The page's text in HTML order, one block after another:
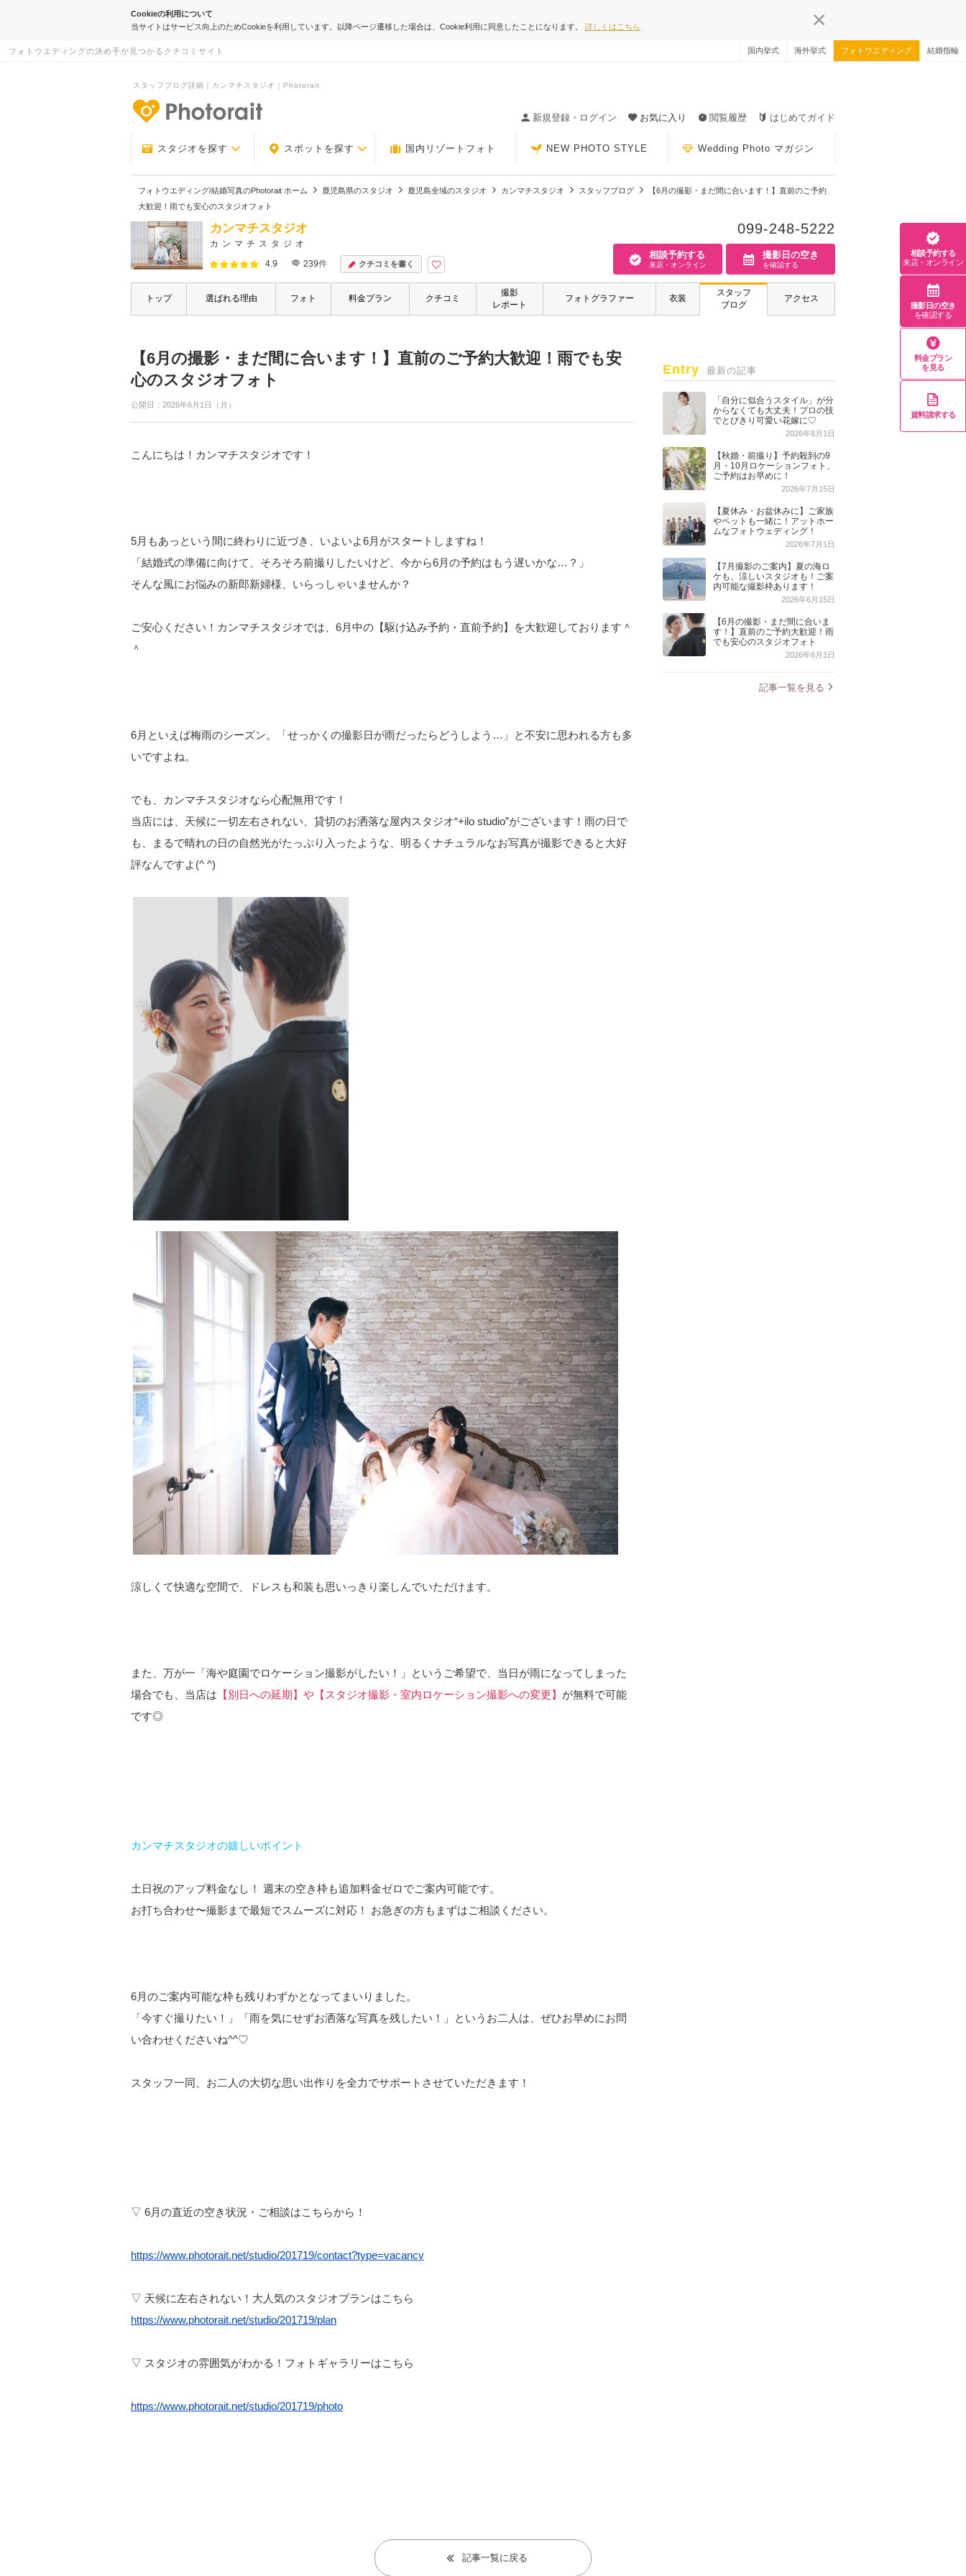
Cookieの利用について
当サイトはサービス向上のためCookieを利用しています。以降ページ遷移した場合は、Cookie利用に同意したことになります。 詳しくはこちら
フォトウエディングの決め手が見つかるクチコミサイト 国内挙式 海外挙式 フォトウエディング 結婚指輪
スタッフブログ詳細｜カンマチスタジオ｜Photorait
新規登録・ログイン
お気に入り 閲覧履歴 はじめてガイド
スタジオを探す スポットを探す 国内リゾートフォト NEW PHOTO STYLE Wedding Photo マガジン
フォトウエディング/結婚写真のPhotorait ホーム 鹿児島県のスタジオ 鹿児島全域のスタジオ カンマチスタジオ スタッフブログ
【6月の撮影・まだ間に合います！】直前のご予約
大歓迎！雨でも安心のスタジオフォト
カンマチスタジオ
カンマチスタジオ
4.9
239件 クチコミを書く
099-248-5222
相談予約する
来店・オンライン
撮影日の空き
を確認する
トップ 選ばれる理由 フォト 料金プラン クチコミ
撮影
レポート
フォトグラファー 衣装
スタッフ
ブログ
アクセス
【6月の撮影・まだ間に合います！】直前のご予約大歓迎！雨でも安
心のスタジオフォト
公開日：2026年6月1日（月）
こんにちは！カンマチスタジオです！
5月もあっという間に終わりに近づき、いよいよ6月がスタートしますね！
「結婚式の準備に向けて、そろそろ前撮りしたいけど、今から6月の予約はもう遅いかな…？」
そんな風にお悩みの新郎新婦様、いらっしゃいませんか？
ご安心ください！カンマチスタジオでは、6月中の【駆け込み予約・直前予約】を大歓迎しております＾
＾
6月といえば梅雨のシーズン。「せっかくの撮影日が雨だったらどうしよう…」と不安に思われる方も多
いですよね。
でも、カンマチスタジオなら心配無用です！
当店には、天候に一切左右されない、貸切のお洒落な屋内スタジオ“+ilo studio”がございます！雨の日で
も、まるで晴れの日の自然光がたっぷり入ったような、明るくナチュラルなお写真が撮影できると大好
評なんですよ(^ ^)
涼しくて快適な空間で、ドレスも和装も思いっきり楽しんでいただけます。
また、万が一「海や庭園でロケーション撮影がしたい！」というご希望で、当日が雨になってしまった
場合でも、当店は 【別日への延期】や【スタジオ撮影・室内ロケーション撮影への変更】 が無料で可能
です◎
カンマチスタジオの嬉しいポイント
土日祝のアップ料金なし！ 週末の空き枠も追加料金ゼロでご案内可能です。
お打ち合わせ〜撮影まで最短でスムーズに対応！ お急ぎの方もまずはご相談ください。
6月のご案内可能な枠も残りわずかとなってまいりました。
「今すぐ撮りたい！」「雨を気にせずお洒落な写真を残したい！」というお二人は、ぜひお早めにお問
い合わせくださいね^^♡
スタッフ一同、お二人の大切な思い出作りを全力でサポートさせていただきます！
▽ 6月の直近の空き状況・ご相談はこちらから！
https://www.photorait.net/studio/201719/contact?type=vacancy
▽ 天候に左右されない！大人気のスタジオプランはこちら
https://www.photorait.net/studio/201719/plan
▽ スタジオの雰囲気がわかる！フォトギャラリーはこちら
https://www.photorait.net/studio/201719/photo
Entry 最新の記事
「自分に似合うスタイル」が分
からなくても大丈夫！プロの技
でとびきり可愛い花嫁に♡
2026年8月1日
【秋婚・前撮り】予約殺到の9
月・10月ロケーションフォト、
ご予約はお早めに！
2026年7月15日
【夏休み・お盆休みに】ご家族
やペットも一緒に！アットホー
ムなフォトウェディング！
2026年7月1日
【7月撮影のご案内】夏の海ロ
ケも、涼しいスタジオも！ご案
内可能な撮影枠あります！
2026年6月15日
【6月の撮影・まだ間に合いま
す！】直前のご予約大歓迎！雨
でも安心のスタジオフォト
2026年6月1日
記事一覧を見る
記事一覧に戻る
相談予約する
来店・オンライン
撮影日の空き
を確認する
料金プラン
を見る
資料請求する